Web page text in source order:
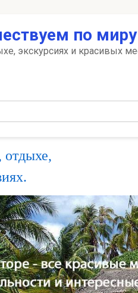
по
экскурсиях и красивых
отдыхе,